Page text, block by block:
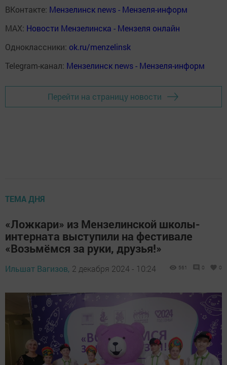
ВКонтакте: Мензелинск news - Мензеля-информ
MAX: Новости Мензелинска - Мензеля онлайн
Одноклассники: ok.ru/menzelinsk
Telegram-канал: Мензелинск news - Мензеля-информ
Перейти на страницу новости
ТЕМА ДНЯ
«Ложкари» из Мензелинской школы-
интерната выступили на фестивале
«Возьмёмся за руки, друзья!»
Ильшат Вагизов, 2 декабря 2024 - 10:24 561 0 0